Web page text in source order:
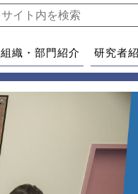
組織・部門紹介 研究者